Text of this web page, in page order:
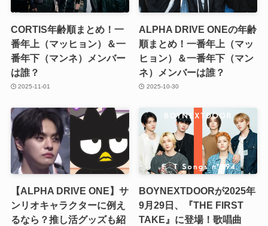
CORTIS年齢順まとめ！一
番年上（マッヒョン）＆一
番年下（マンネ）メンバー
は誰？
2025-11-01
ALPHA DRIVE ONEの年齢
順まとめ！一番年上（マッ
ヒョン）＆一番年下（マン
ネ）メンバーは誰？
2025-10-30
【ALPHA DRIVE ONE】サ
ンリオキャラクターに例え
るなら？推し活グッズも紹
BOYNEXTDOORが2025年
9月29日、『THE FIRST
TAKE』に登場！歌唱曲